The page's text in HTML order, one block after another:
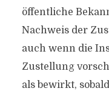
öffentliche
Nachweis der
auch wenn die
Zustellung
als bewirkt,